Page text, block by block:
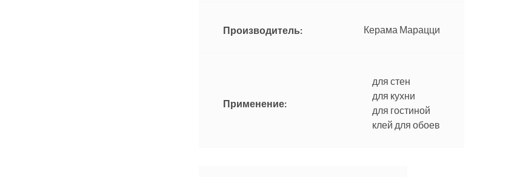
Производитель: Керама Марацци
Применение:
для стен
для кухни
для гостиной
клей для обоев